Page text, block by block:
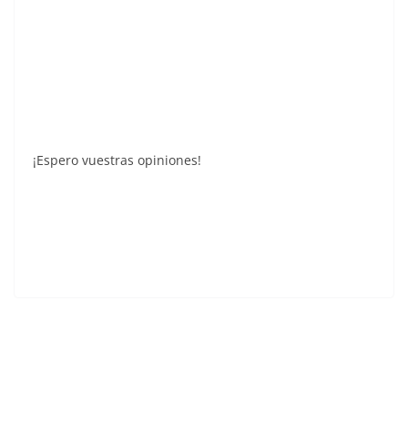
¡Espero vuestras opiniones!